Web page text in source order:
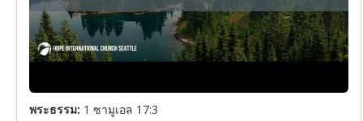
โยนาห์
มีคาห์
พระธรรม: 1 ซามูเอล 17:3